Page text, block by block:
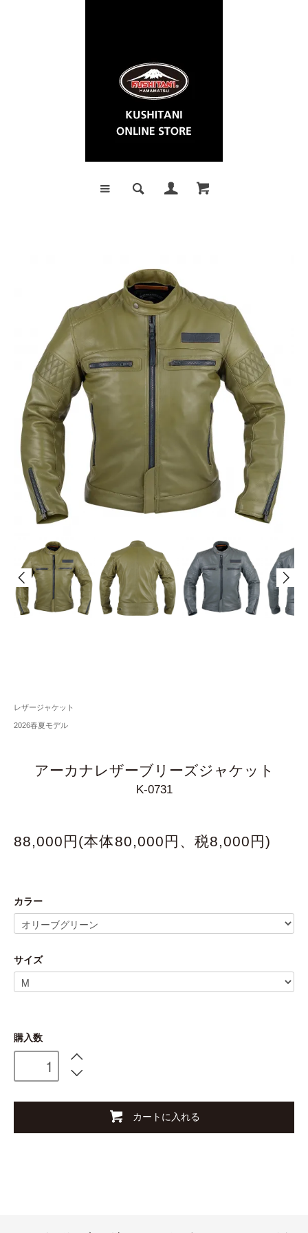
レザージャケット
2026春夏モデル
アーカナレザーブリーズジャケット
K-0731
88,000円(本体80,000円、税8,000円)
カラー
サイズ
購入数
カートに入れる